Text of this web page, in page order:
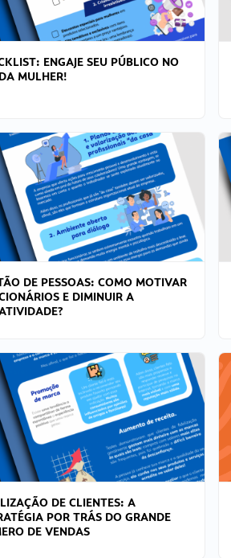
ENGAJE SEU PÚBLICO NO
MULHER!
DE PESSOAS: COMO MOTIVAR
E DIMINUIR A
DE CLIENTES: A
POR TRÁS DO GRANDE
DE VENDAS